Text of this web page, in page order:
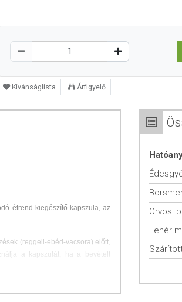
Kívánságlista Árfigyelő
étrend-kiegészítő kapszula, az
(reggeli-ebéd-­vacsora) előtt,
a kapszulát, ha a bevételt
Orvosi
Fehér